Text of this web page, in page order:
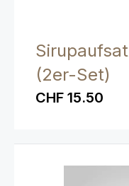
(2er-Set)
CHF 15.50